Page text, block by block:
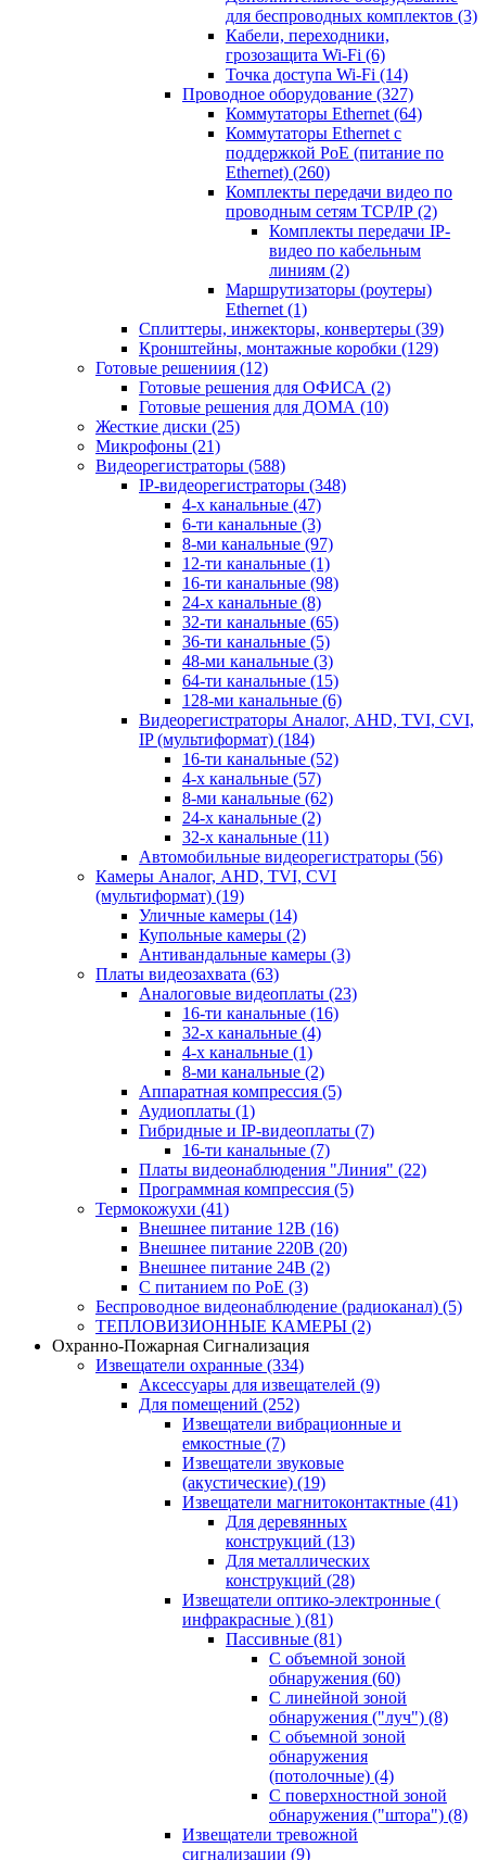
для беспроводных комплектов (3)
Кабели, переходники,
грозозащита Wi-Fi (6)
Точка доступа Wi-Fi (14)
Проводное оборудование (327)
Коммутаторы Ethernet (64)
Коммутаторы Ethernet с
поддержкой PoE (питание по
Ethernet) (260)
Комплекты передачи видео по
проводным сетям TCP/IP (2)
Комплекты передачи IP-
видео по кабельным
линиям (2)
Маршрутизаторы (роутеры)
Ethernet (1)
Сплиттеры, инжекторы, конвертеры (39)
Кронштейны, монтажные коробки (129)
Готовые решениия (12)
Готовые решения для ОФИСА (2)
Готовые решения для ДОМА (10)
Жесткие диски (25)
Микрофоны (21)
Видеорегистраторы (588)
IP-видеорегистраторы (348)
4-х канальные (47)
6-ти канальные (3)
8-ми канальные (97)
12-ти канальные (1)
16-ти канальные (98)
24-х канальные (8)
32-ти канальные (65)
36-ти канальные (5)
48-ми канальные (3)
64-ти канальные (15)
128-ми канальные (6)
Видеорегистраторы Аналог, AHD, TVI, CVI,
IP (мультиформат) (184)
16-ти канальные (52)
4-х канальные (57)
8-ми канальные (62)
24-х канальные (2)
32-х канальные (11)
Автомобильные видеорегистраторы (56)
Камеры Аналог, AHD, TVI, CVI
(мультиформат) (19)
Уличные камеры (14)
Купольные камеры (2)
Антивандальные камеры (3)
Платы видеозахвата (63)
Аналоговые видеоплаты (23)
16-ти канальные (16)
32-х канальные (4)
4-х канальные (1)
8-ми канальные (2)
Аппаратная компрессия (5)
Аудиоплаты (1)
Гибридные и IP-видеоплаты (7)
16-ти канальные (7)
Платы видеонаблюдения "Линия" (22)
Программная компрессия (5)
Термокожухи (41)
Внешнее питание 12В (16)
Внешнее питание 220В (20)
Внешнее питание 24В (2)
С питанием по PoE (3)
Беспроводное видеонаблюдение (радиоканал) (5)
ТЕПЛОВИЗИОННЫЕ КАМЕРЫ (2)
Охранно-Пожарная Сигнализация
Извещатели охранные (334)
Аксессуары для извещателей (9)
Для помещений (252)
Извещатели вибрационные и
емкостные (7)
Извещатели звуковые
(акустические) (19)
Извещатели магнитоконтактные (41)
Для деревянных
конструкций (13)
Для металлических
конструкций (28)
Извещатели оптико-электронные (
инфракрасные ) (81)
Пассивные (81)
С объемной зоной
обнаружения (60)
С линейной зоной
обнаружения ("луч") (8)
С объемной зоной
обнаружения
(потолочные) (4)
С поверхностной зоной
обнаружения ("штора") (8)
Извещатели тревожной
сигнализации (9)